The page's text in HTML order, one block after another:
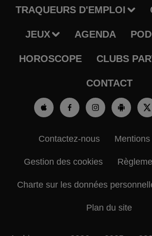
TRAQUEURS D'EMPLOI
JEUX AGENDA
HOROSCOPE CLUBS
CONTACT
Contactez-nous
Gestion des cookies
Charte sur les données
Plan du site